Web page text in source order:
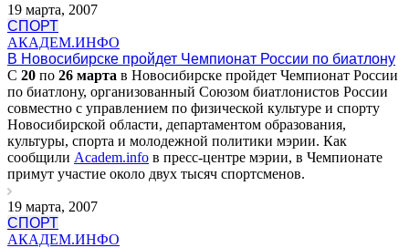
19 марта, 2007
СПОРТ
АКАДЕМ.ИНФО
В Новосибирске пройдет Чемпионат России по биатлону
С 20 по 26 марта в Новосибирске пройдет Чемпионат России
по биатлону, организованный Союзом биатлонистов России
совместно с управлением по физической культуре и спорту
Новосибирской области, департаментом образования,
культуры, спорта и молодежной политики мэрии. Как
сообщили Academ.info в пресс-центре мэрии, в Чемпионате
примут участие около двух тысяч спортсменов.
19 марта, 2007
СПОРТ
АКАДЕМ.ИНФО